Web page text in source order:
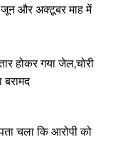
जून और अक्टूबर माह में
चला कि आरोपी को